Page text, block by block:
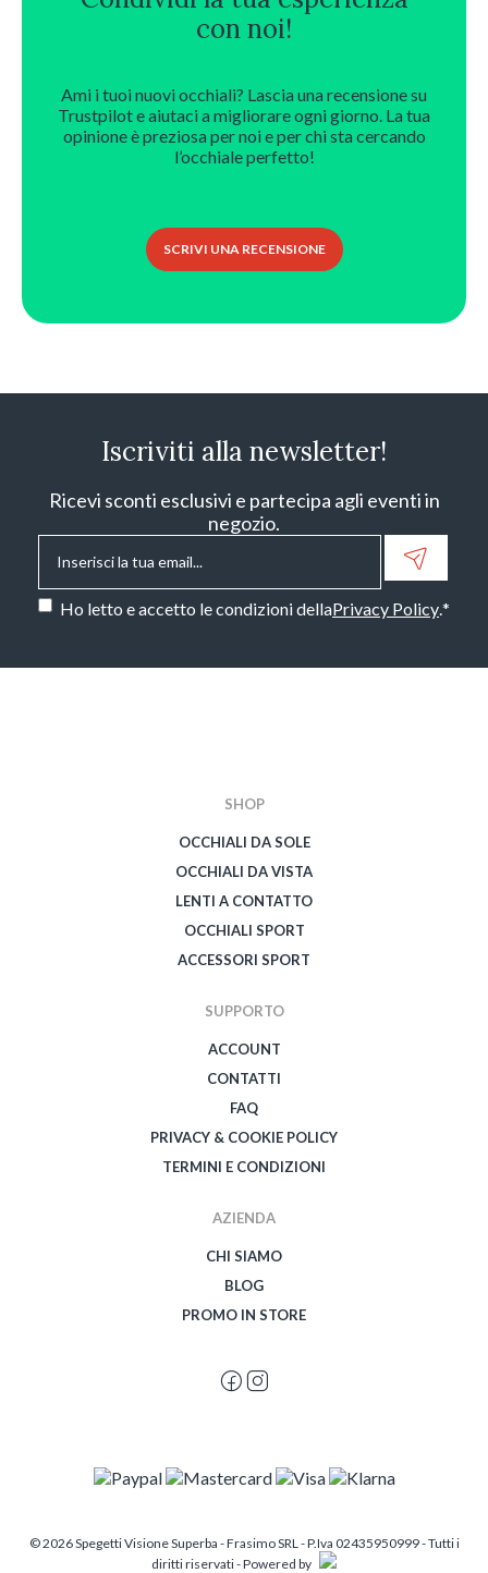
con noi!
Ami i tuoi nuovi occhiali? Lascia una recensione su
Trustpilot e aiutaci a migliorare ogni giorno. La tua
opinione è preziosa per noi e per chi sta cercando
l’occhiale perfetto!
SCRIVI UNA RECENSIONE
Iscriviti alla newsletter!
Ricevi sconti esclusivi e partecipa agli eventi in
negozio.
Email*
Consenso*
Ho letto e accetto le condizioni dellaPrivacy Policy.*
SHOP
OCCHIALI DA SOLE
OCCHIALI DA VISTA
LENTI A CONTATTO
OCCHIALI SPORT
ACCESSORI SPORT
SUPPORTO
ACCOUNT
CONTATTI
FAQ
PRIVACY & COOKIE POLICY
TERMINI E CONDIZIONI
AZIENDA
CHI SIAMO
BLOG
PROMO IN STORE
© 2026 Spegetti Visione Superba - Frasimo SRL - P.Iva 02435950999 - Tutti i
diritti riservati - Powered by